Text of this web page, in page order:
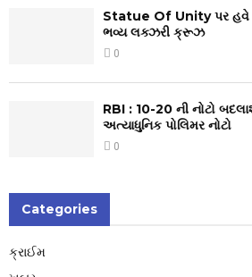
Statue Of Unity પર હવે
ભવ્ય લક્ઝરી ક્રૂઝ
0
RBI : ₹10-20 ની નોટો
અત્યાધુનિક પોલિમર નોટો
0
Categories
ક્રાઈમ